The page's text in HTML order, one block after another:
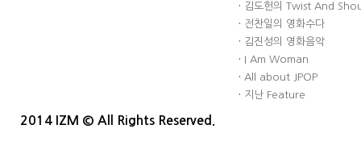
· 김도헌의 Twist And
· 전찬일의 영화수다
· 김진성의 영화음악
· I Am Woman
· All about JPOP
· 지난 Feature
2014 IZM © All Rights Reserved.